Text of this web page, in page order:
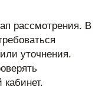
рассмотрения. В
уточнения.